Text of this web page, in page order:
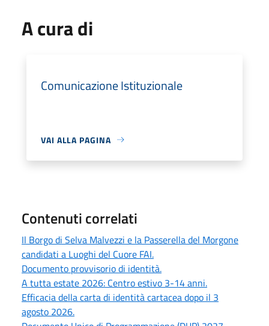
A cura di
Comunicazione Istituzionale
VAI ALLA PAGINA
Contenuti correlati
Il Borgo di Selva Malvezzi e la Passerella del Morgone
candidati a Luoghi del Cuore FAI.
Documento provvisorio di identità.
A tutta estate 2026: Centro estivo 3-14 anni.
Efficacia della carta di identità cartacea dopo il 3
agosto 2026.